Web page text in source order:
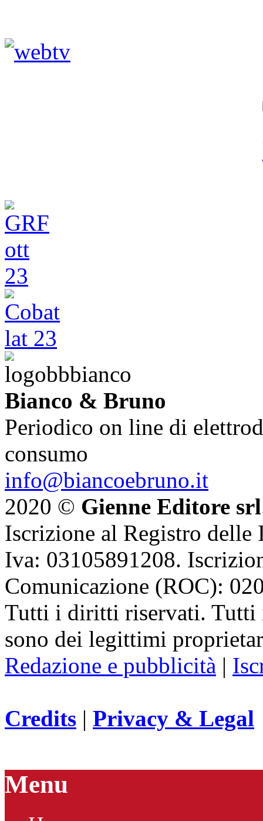
Bianco & Bruno
Periodico on line di
consumo
info@biancoebruno.it
2020 © Gienne Editore srl
Iscrizione al Registro delle
Iva: 03105891208.
Comunicazione (ROC):
Tutti i diritti riservati. Tutti
sono dei legittimi
Redazione e pubblicità |
Credits | Privacy & Legal
Menu